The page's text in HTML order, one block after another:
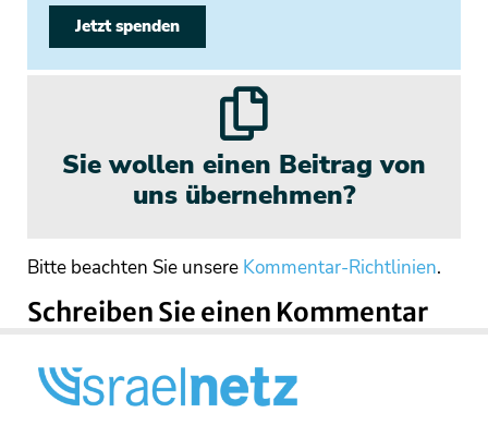
Jetzt spenden
Sie wollen einen Beitrag von
uns übernehmen?
Bitte beachten Sie unsere Kommentar-Richtlinien.
Schreiben Sie einen Kommentar